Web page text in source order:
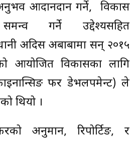
आदानप्रदान गर्ने, विकास
गर्ने उद्देश्यसहित
अदिस अबाबामा सन् २०१५
आयोजित विकासका लागि
फर डेभलपमेन्ट) ले
थियो ।
अनुमान, रिपोर्टिङ, र